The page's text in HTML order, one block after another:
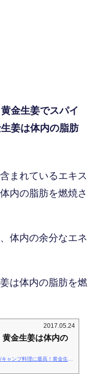
金生姜でスパイ
姜は体内の脂肪
まれているエキス
内の脂肪を燃焼さ
体内の余分なエネ
は体内の脂肪を燃
2017.05.24
金生姜は体内の
https://oishikutabeyo.biz/delicious/キャンプ料理に最高！黄金生姜は体内の脂肪を燃